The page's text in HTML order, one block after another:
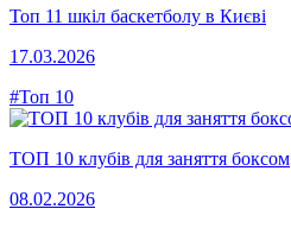
Топ 11 шкіл баскетболу в Києві
17.03.2026
#Топ 10
ТОП 10 клубів для заняття боксом
08.02.2026